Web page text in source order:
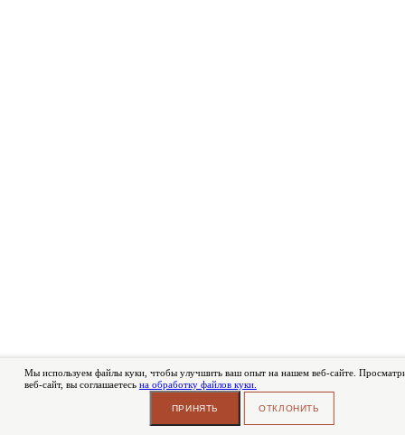
Мы используем файлы куки, чтобы улучшить ваш опыт на нашем веб-сайте.
веб-сайт, вы соглашаетесь на обработку файлов куки.
ПРИНЯТЬ ОТКЛОНИТЬ